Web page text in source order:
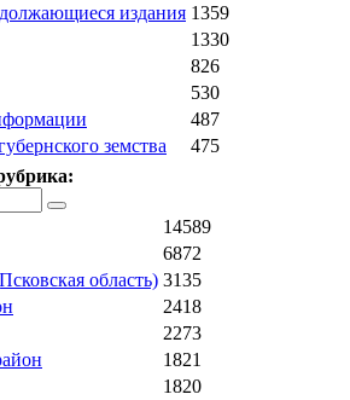
издания 1359
1330
826
530
487
земства
475
14589
6872
область) 3135
2418
2273
1821
1820